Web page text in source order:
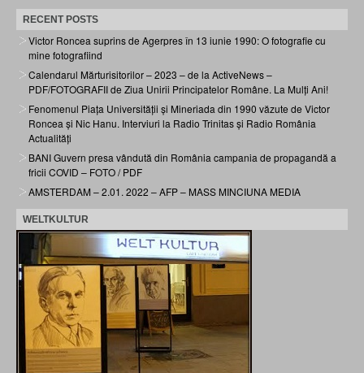
RECENT POSTS
Victor Roncea suprins de Agerpres în 13 iunie 1990: O fotografie cu
mine fotografiind
Calendarul Mărturisitorilor – 2023 – de la ActiveNews –
PDF/FOTOGRAFII de Ziua Unirii Principatelor Române. La Mulți Ani!
Fenomenul Piața Universității și Mineriada din 1990 văzute de Victor
Roncea și Nic Hanu. Interviuri la Radio Trinitas și Radio România
Actualități
BANI Guvern presa vândută din România campania de propagandă a
fricii COVID – FOTO / PDF
AMSTERDAM – 2.01. 2022 – AFP – MASS MINCIUNA MEDIA
WELTKULTUR